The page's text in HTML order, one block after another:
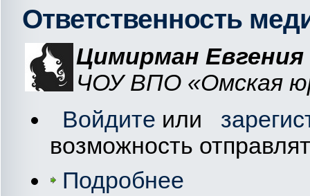
Ответственность
Цимирман Евгения
ЧОУ ВПО «Омская
Войдите или
возможность
Подробнее